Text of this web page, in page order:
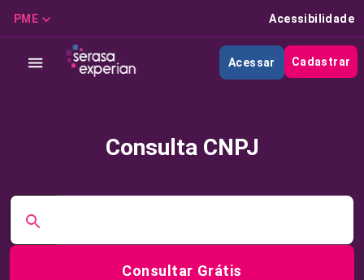
PME Acessibilidade
Acessar Cadastrar
Consulta CNPJ
Consultar Grátis